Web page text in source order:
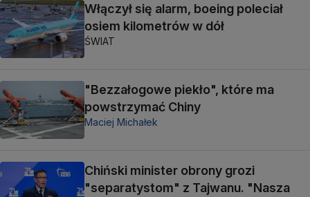
Włączył się alarm, boeing poleciał
osiem kilometrów w dół
ŚWIAT
"Bezzałogowe piekło", które ma
powstrzymać Chiny
Maciej Michałek
Chiński minister obrony grozi
"separatystom" z Tajwanu. "Nasza